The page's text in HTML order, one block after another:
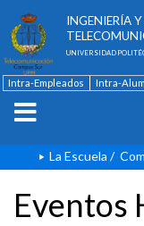
INGENIERÍA
UNIVERSIDAD
Intra-Empleados Intra-
La Escuela /
Eventos